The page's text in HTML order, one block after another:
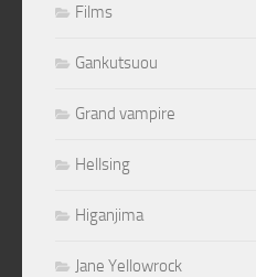
Films
Gankutsuou
Grand vampire
Hellsing
Higanjima
Jane Yellowrock